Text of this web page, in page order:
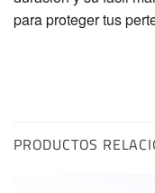
para proteger tus
PRODUCTOS